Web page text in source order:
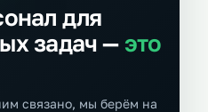
для
задач — это
связано, мы берём на